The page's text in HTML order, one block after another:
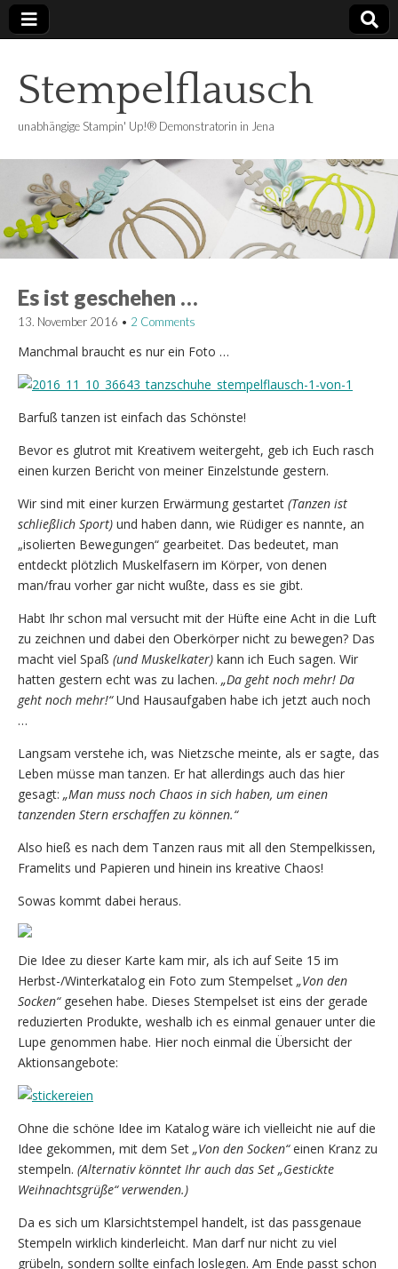
Stempelflausch
unabhängige Stampin' Up!® Demonstratorin in Jena
Es ist geschehen …
13. November 2016 • 2 Comments
Manchmal braucht es nur ein Foto …
Barfuß tanzen ist einfach das Schönste!
Bevor es glutrot mit Kreativem weitergeht, geb ich Euch rasch
einen kurzen Bericht von meiner Einzelstunde gestern.
Wir sind mit einer kurzen Erwärmung gestartet (Tanzen ist
schließlich Sport) und haben dann, wie Rüdiger es nannte, an
„isolierten Bewegungen“ gearbeitet. Das bedeutet, man
entdeckt plötzlich Muskelfasern im Körper, von denen
man/frau vorher gar nicht wußte, dass es sie gibt.
Habt Ihr schon mal versucht mit der Hüfte eine Acht in die Luft
zu zeichnen und dabei den Oberkörper nicht zu bewegen? Das
macht viel Spaß (und Muskelkater) kann ich Euch sagen. Wir
hatten gestern echt was zu lachen. „Da geht noch mehr! Da
geht noch mehr!“Und Hausaufgaben habe ich jetzt auch noch
…
Langsam verstehe ich, was Nietzsche meinte, als er sagte, das
Leben müsse man tanzen. Er hat allerdings auch das hier
gesagt: „Man muss noch Chaos in sich haben, um einen
tanzenden Stern erschaffen zu können.“
Also hieß es nach dem Tanzen raus mit all den Stempelkissen,
Framelits und Papieren und hinein ins kreative Chaos!
Sowas kommt dabei heraus.
Die Idee zu dieser Karte kam mir, als ich auf Seite 15 im
Herbst-/Winterkatalog ein Foto zum Stempelset „Von den
Socken“gesehen habe. Dieses Stempelset ist eins der gerade
reduzierten Produkte, weshalb ich es einmal genauer unter die
Lupe genommen habe. Hier noch einmal die Übersicht der
Aktionsangebote:
Ohne die schöne Idee im Katalog wäre ich vielleicht nie auf die
Idee gekommen, mit dem Set „Von den Socken“einen Kranz zu
stempeln. (Alternativ könntet Ihr auch das Set „Gestickte
Weihnachtsgrüße“ verwenden.)
Da es sich um Klarsichtstempel handelt, ist das passgenaue
Stempeln wirklich kinderleicht. Man darf nur nicht zu viel
grübeln, sondern sollte einfach loslegen. Am Ende passt schon